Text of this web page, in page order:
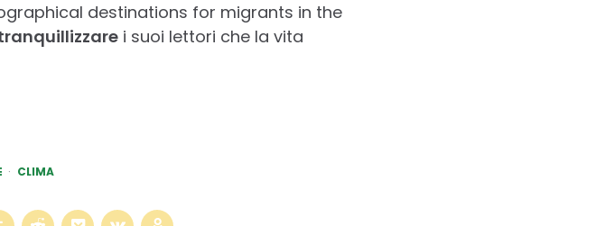
destinations for migrants in the
i suoi lettori che la vita
CLIMA